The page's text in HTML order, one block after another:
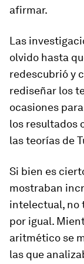
afirmar.
Las
olvido hasta
redescubrió y
rediseñar los
ocasiones
los resultados
las teorías de
Si bien es
mostraban
intelectual, no
por igual.
aritmético se
las que